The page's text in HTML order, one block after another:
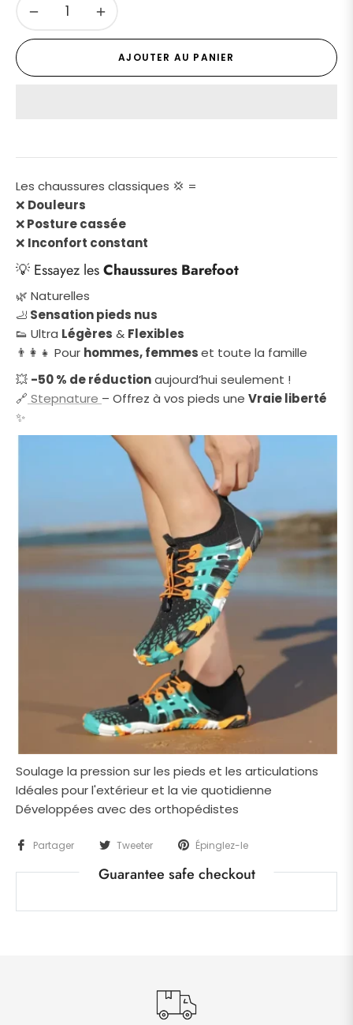
− +
AJOUTER AU PANIER
Les chaussures classiques 💢 =
❌ Douleurs
❌Posture cassée
❌ Inconfort constant
💡 Essayez lesChaussures Barefoot
🌿 Naturelles
🦶 Sensation pieds nus
👟 Ultra Légères & Flexibles
👨👩👧 Pour hommes, femmeset toute la famille
💥 -50 % de réductionaujourd’hui seulement !
🔗 Stepnature – Offrez à vos pieds une Vraie liberté
✨
Soulage la pression sur les pieds et les articulations
Idéales pour l'extérieur et la vie quotidienne
Développées avec des orthopédistes
Partager Tweeter Épinglez-le
Guarantee safe checkout